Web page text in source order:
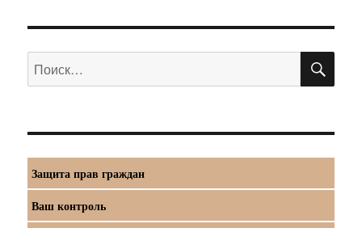
Искать:
Защита прав граждан
Ваш контроль